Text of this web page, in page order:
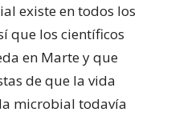
existe en todos los
que los científicos
en Marte y que
de que la vida
microbial todavía